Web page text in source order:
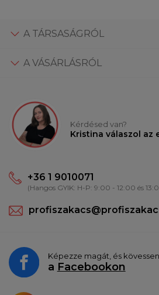
A TÁRSASÁGRÓL
A VÁSÁRLÁSRÓL
Kérdésed van?
Kristina válaszol az
+36 1 9010071
(Hangos GYIK: H-P: 9:00 - 12:00 és
Képezze magát, és
a Facebookon